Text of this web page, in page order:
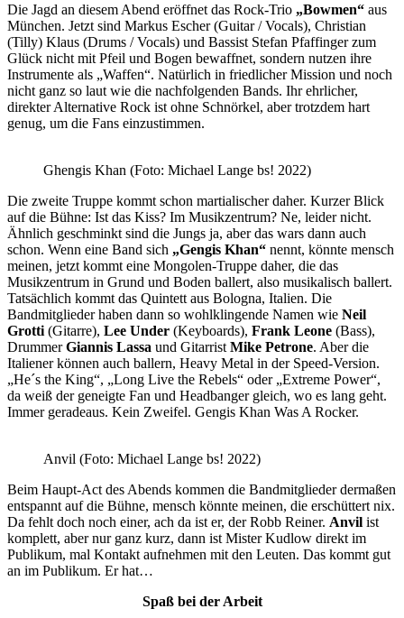
Die Jagd an diesem Abend eröffnet das Rock-Trio „Bowmen“ aus
München. Jetzt sind Markus Escher (Guitar / Vocals), Christian
(Tilly) Klaus (Drums / Vocals) und Bassist Stefan Pfaffinger zum
Glück nicht mit Pfeil und Bogen bewaffnet, sondern nutzen ihre
Instrumente als „Waffen“. Natürlich in friedlicher Mission und noch
nicht ganz so laut wie die nachfolgenden Bands. Ihr ehrlicher,
direkter Alternative Rock ist ohne Schnörkel, aber trotzdem hart
genug, um die Fans einzustimmen.
Ghengis Khan (Foto: Michael Lange bs! 2022)
Die zweite Truppe kommt schon martialischer daher. Kurzer Blick
auf die Bühne: Ist das Kiss? Im Musikzentrum? Ne, leider nicht.
Ähnlich geschminkt sind die Jungs ja, aber das wars dann auch
schon. Wenn eine Band sich „Gengis Khan“ nennt, könnte mensch
meinen, jetzt kommt eine Mongolen-Truppe daher, die das
Musikzentrum in Grund und Boden ballert, also musikalisch ballert.
Tatsächlich kommt das Quintett aus Bologna, Italien. Die
Bandmitglieder haben dann so wohlklingende Namen wie Neil
Grotti (Gitarre), Lee Under (Keyboards), Frank Leone (Bass),
DrummerGiannis Lassa und Gitarrist Mike Petrone. Aber die
Italiener können auch ballern, Heavy Metal in der Speed-Version.
„He´s the King“, „Long Live the Rebels“ oder „Extreme Power“,
da weiß der geneigte Fan und Headbanger gleich, wo es lang geht.
Immer geradeaus. Kein Zweifel. Gengis Khan Was A Rocker.
Anvil (Foto: Michael Lange bs! 2022)
Beim Haupt-Act des Abends kommen die Bandmitglieder dermaßen
entspannt auf die Bühne, mensch könnte meinen, die erschüttert nix.
Da fehlt doch noch einer, ach da ist er, der Robb Reiner. Anvil ist
komplett, aber nur ganz kurz, dann ist Mister Kudlow direkt im
Publikum, mal Kontakt aufnehmen mit den Leuten. Das kommt gut
an im Publikum. Er hat…
Spaß bei der Arbeit